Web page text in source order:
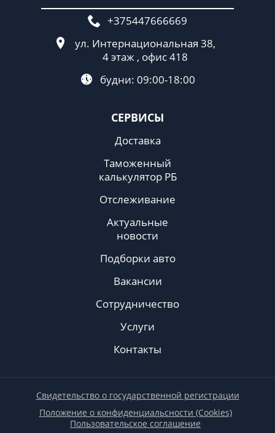
СЕРВИСЫ
Доставка
Таможенный
калькулятор РБ
Отслеживание
Актуальные
новости
Подборки авто
Вакансии
Сотрудничество
Услуги
Контакты
+375447666669
ул. Интернациональная 38,
4 этаж , офис 418
будни: 09:00-18:00
Пользовательское соглашение
Положение о конфиденциальсности (Cookies)
Свидетельство о государственной регистрации